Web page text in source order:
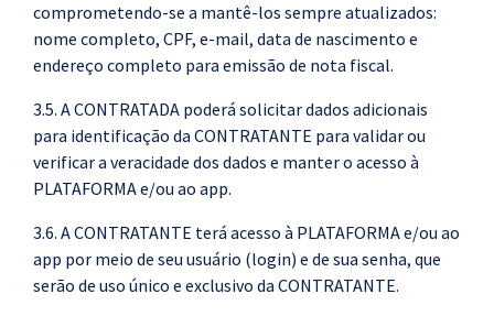
comprometendo-se a mantê-los sempre atualizados:
nome completo, CPF, e-mail, data de nascimento e
endereço completo para emissão de nota fiscal.
3.5. A CONTRATADA poderá solicitar dados adicionais
para identificação da CONTRATANTE para validar ou
verificar a veracidade dos dados e manter o acesso à
PLATAFORMA e/ou ao app.
3.6. A CONTRATANTE terá acesso à PLATAFORMA e/ou ao
app por meio de seu usuário (login) e de sua senha, que
serão de uso único e exclusivo da CONTRATANTE.